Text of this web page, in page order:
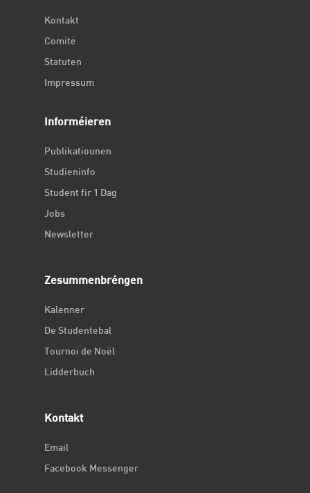
Kontakt
Comité
Statuten
Impressum
Informéieren
Publikatiounen
Studieninfo
Student fir 1 Dag
Jobs
Newsletter
Zesummenbréngen
Kalenner
De Studentebal
Tournoi de Noël
Lidderbuch
Kontakt
Email
Facebook Messenger